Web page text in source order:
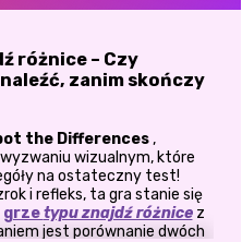
różnice – Czy
zanim skończy
the Differences,
wizualnym, które
na ostateczny test!
i refleks, ta gra stanie się
grzetypu znajdź różnice z
jest porównanie dwóch